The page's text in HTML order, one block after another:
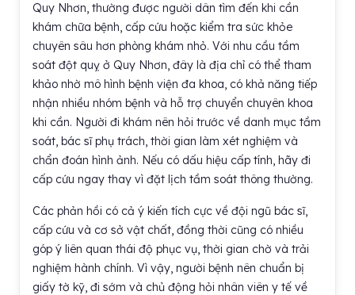
Quy Nhơn, thường được người dân tìm đến khi cần
khám chữa bệnh, cấp cứu hoặc kiểm tra sức khỏe
chuyên sâu hơn phòng khám nhỏ. Với nhu cầu tầm
soát đột quỵ ở Quy Nhơn, đây là địa chỉ có thể tham
khảo nhờ mô hình bệnh viện đa khoa, có khả năng tiếp
nhận nhiều nhóm bệnh và hỗ trợ chuyển chuyên khoa
khi cần. Người đi khám nên hỏi trước về danh mục tầm
soát, bác sĩ phụ trách, thời gian làm xét nghiệm và
chẩn đoán hình ảnh. Nếu có dấu hiệu cấp tính, hãy đi
cấp cứu ngay thay vì đặt lịch tầm soát thông thường.
Các phản hồi có cả ý kiến tích cực về đội ngũ bác sĩ,
cấp cứu và cơ sở vật chất, đồng thời cũng có nhiều
góp ý liên quan thái độ phục vụ, thời gian chờ và trải
nghiệm hành chính. Vì vậy, người bệnh nên chuẩn bị
giấy tờ kỹ, đi sớm và chủ động hỏi nhân viên y tế về